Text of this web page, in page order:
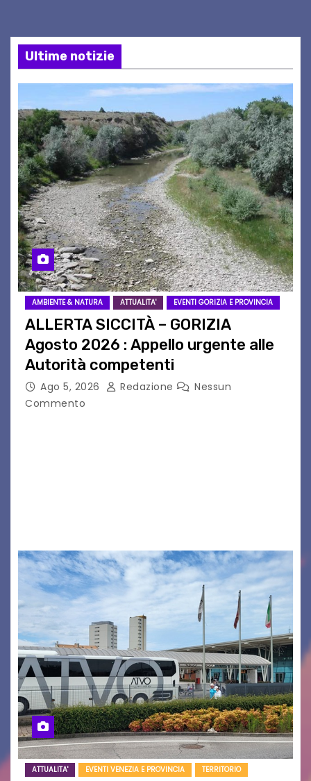
Ultime notizie
AMBIENTE & NATURA ATTUALITA' EVENTI GORIZIA E PROVINCIA
ALLERTA SICCITÀ – GORIZIA
Agosto 2026 : Appello urgente alle
Autorità competenti
Ago 5, 2026 Redazione
Nessun
Commento
ATTUALITA' EVENTI VENEZIA E PROVINCIA TERRITORIO